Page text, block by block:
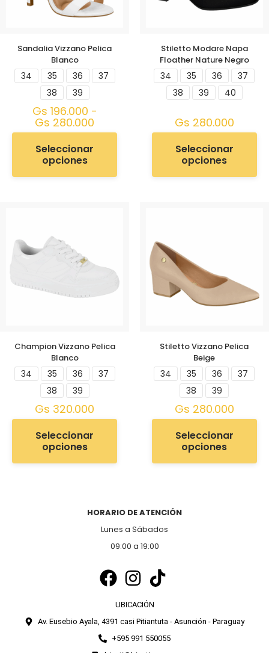
Sandalia Vizzano Pelica
Blanco
34 35 36
37
38
39
Gs 196.000 -
Gs 280.000
Seleccionar
opciones
Stiletto Modare Napa
Floather Nature Negro
34 35 36
37
38
39 40
Gs 280.000
Seleccionar
opciones
Champion Vizzano Pelica
Blanco
34 35 36
37
38
39
Gs 320.000
Seleccionar
opciones
Stiletto Vizzano Pelica
Beige
34 35 36
37
38
39
Gs 280.000
Seleccionar
opciones
HORARIO DE ATENCIÓN
Lunes a Sábados
09:00 a 19:00
UBICACIÓN
Av. Eusebio Ayala, 4391 casi Pitiantuta - Asunción - Paraguay
+595 991 550055